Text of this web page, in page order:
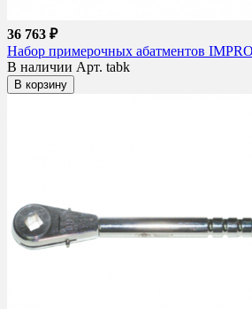
36 763 ₽
Набор примерочных абатментов
В наличии Арт. tabk
В корзину